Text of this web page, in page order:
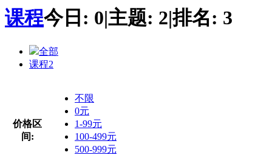
课程今日: 0|主题: 2|排名: 3
全部
课程2
价格区
间:
不限
0元
1-99元
100-499元
500-999元